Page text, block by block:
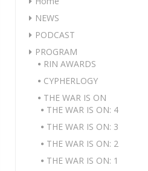
NEWS
PODCAST
PROGRAM
RIN AWARDS
CYPHERLOGY
THE WAR IS ON
THE WAR IS ON: 4
THE WAR IS ON: 3
THE WAR IS ON: 2
THE WAR IS ON: 1